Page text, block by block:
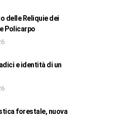
delle Reliquie dei
Policarpo
e identità di un
forestale, nuova